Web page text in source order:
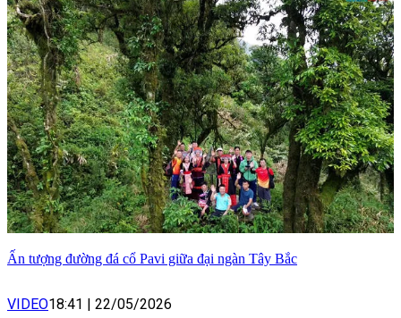
Ấn tượng đường đá cổ Pavi giữa đại ngàn Tây Bắc
VIDEO18:41 | 22/05/2026